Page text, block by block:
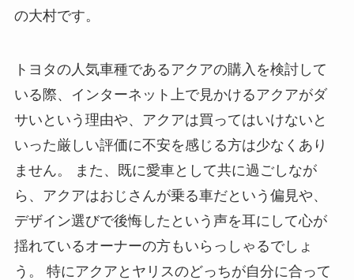
の大村です。
トヨタの人気車種であるアクアの購入を検討して
いる際、インターネット上で見かけるアクアがダ
サいという理由や、アクアは買ってはいけないと
いった厳しい評価に不安を感じる方は少なくあり
ません。 また、既に愛車として共に過ごしなが
ら、アクアはおじさんが乗る車だという偏見や、
デザイン選びで後悔したという声を耳にして心が
揺れているオーナーの方もいらっしゃるでしょ
う。 特にアクアとヤリスのどっちが自分に合って